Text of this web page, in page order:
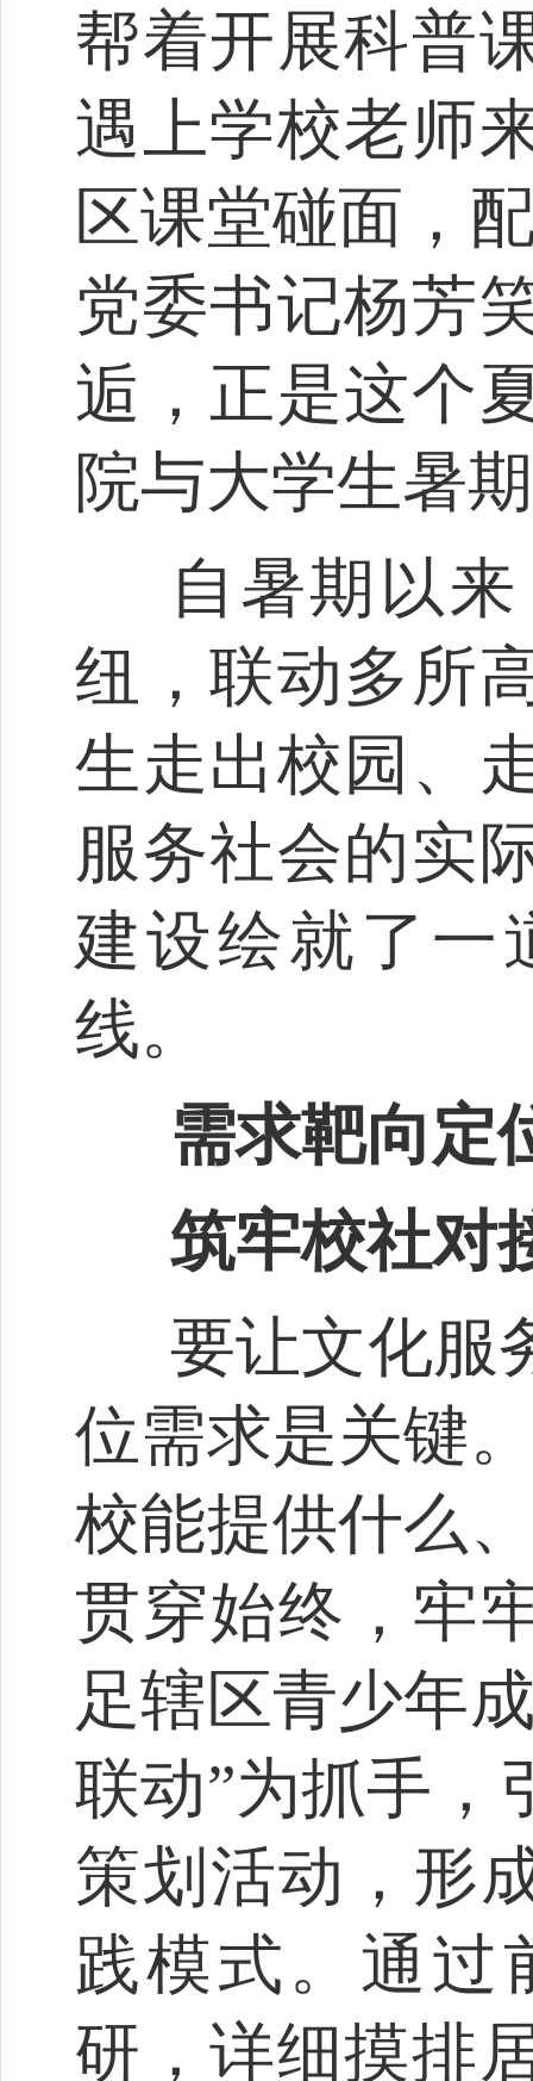
帮着开展科普
遇上学校老师
区课堂碰面，
党委书记杨芳
逅，正是这个
院与大学生暑
自暑期以
纽，联动多所
生走出校园、
服务社会的实
建设绘就了一
线。
需求靶向定
筑牢校社对
要让文化服
位需求是关键
校能提供什么
贯穿始终，牢
足辖区青少年
联动”为抓手，
策划活动，形
践模式。通过
研，详细摸排